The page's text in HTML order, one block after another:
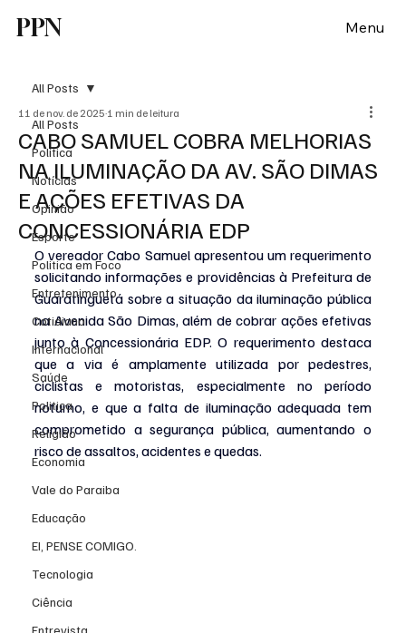
PPN Menu
All Posts
Política
Notícias
Opinião
Esporte
Politica em Foco
Entretenimento
Cotidiano
Internacional
Saúde
Politica
Religião
Economia
Vale do Paraiba
Educação
EI, PENSE COMIGO.
Tecnologia
Ciência
Entrevista
All Posts
CABO SAMUEL COBRA MELHORIAS
NA ILUMINAÇÃO DA AV. SÃO DIMAS
E AÇÕES EFETIVAS DA
CONCESSIONÁRIA EDP
11 de nov. de 2025 1 min de leitura
O vereador Cabo Samuel apresentou um requerimento
solicitando informações e providências à Prefeitura de
Guaratinguetá sobre a situação da iluminação pública
na Avenida São Dimas, além de cobrar ações efetivas
junto à Concessionária EDP. O requerimento destaca
que a via é amplamente utilizada por pedestres,
ciclistas e motoristas, especialmente no período
noturno, e que a falta de iluminação adequada tem
comprometido a segurança pública, aumentando o
risco de assaltos, acidentes e quedas.